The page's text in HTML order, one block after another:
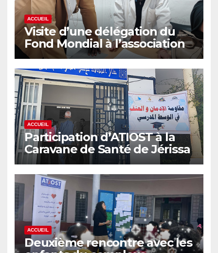
ACCUEIL
Visite d’une délégation du
Fond Mondial à l’association
ATIOST – 6 mai 2026
ACCUEIL
Participation d’ATIOST à la
Caravane de Santé de Jérissa
(Kef) – 17 mai 2026
ACCUEIL
Deuxième rencontre avec les